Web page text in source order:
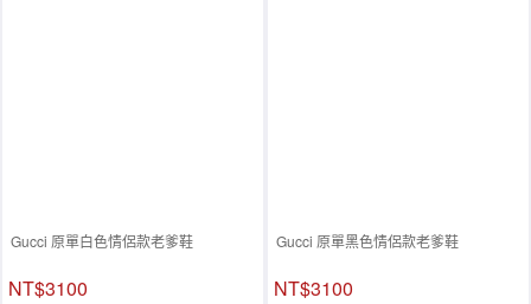
Gucci 原單白色情侶款老爹鞋
NT$3100
Gucci 原單黑色情侶款老爹鞋
NT$3100